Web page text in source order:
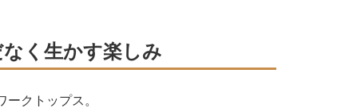
く生かす楽しみ
ークトップス。